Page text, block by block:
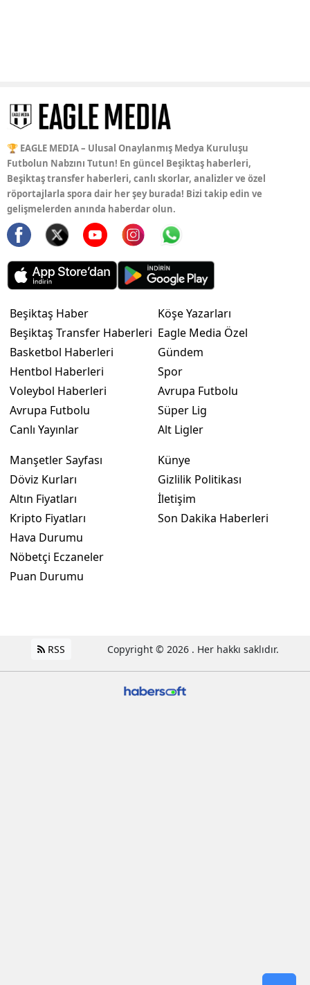
🏆 EAGLE MEDIA – Ulusal Onaylanmış Medya Kuruluşu
Futbolun Nabzını Tutun! En güncel Beşiktaş haberleri,
Beşiktaş transfer haberleri, canlı skorlar, analizler ve özel
röportajlarla spora dair her şey burada! Bizi takip edin ve
gelişmelerden anında haberdar olun.
Beşiktaş Haber
Beşiktaş Transfer Haberleri
Basketbol Haberleri
Hentbol Haberleri
Voleybol Haberleri
Avrupa Futbolu
Canlı Yayınlar
Köşe Yazarları
Eagle Media Özel
Gündem
Spor
Avrupa Futbolu
Süper Lig
Alt Ligler
Manşetler Sayfası
Döviz Kurları
Altın Fiyatları
Kripto Fiyatları
Hava Durumu
Nöbetçi Eczaneler
Puan Durumu
Künye
Gizlilik Politikası
İletişim
Son Dakika Haberleri
RSS Copyright © 2026 . Her hakkı saklıdır.